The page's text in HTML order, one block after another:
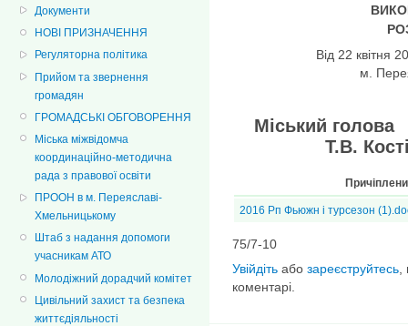
Документи
НОВІ ПРИЗНАЧЕННЯ
Регуляторна політика
Прийом та звернення
громадян
ГРОМАДСЬКІ ОБГОВОРЕННЯ
Міська міжвідомча
координаційно-методична
рада з правової освіти
ПРООН в м. Переяславі-
Хмельницькому
Штаб з надання допомоги
учасникам АТО
Молодіжний дорадчий комітет
Цивільний захист та безпека
життєдіяльності
Від 22
м.
Т.В.
2016 Рп Фьюжн і турсезон
75/7-10
Увійдіть або зареєструйтесь
коментарі.